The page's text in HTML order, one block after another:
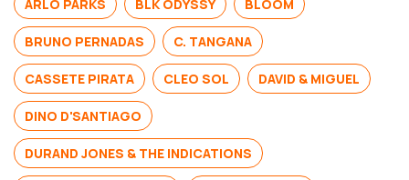
ARLO PARKS BLK ODYSSY BLOOM
BRUNO PERNADAS C. TANGANA
CASSETE PIRATA CLEO SOL DAVID & MIGUEL
DINO D'SANTIAGO
DURAND JONES & THE INDICATIONS